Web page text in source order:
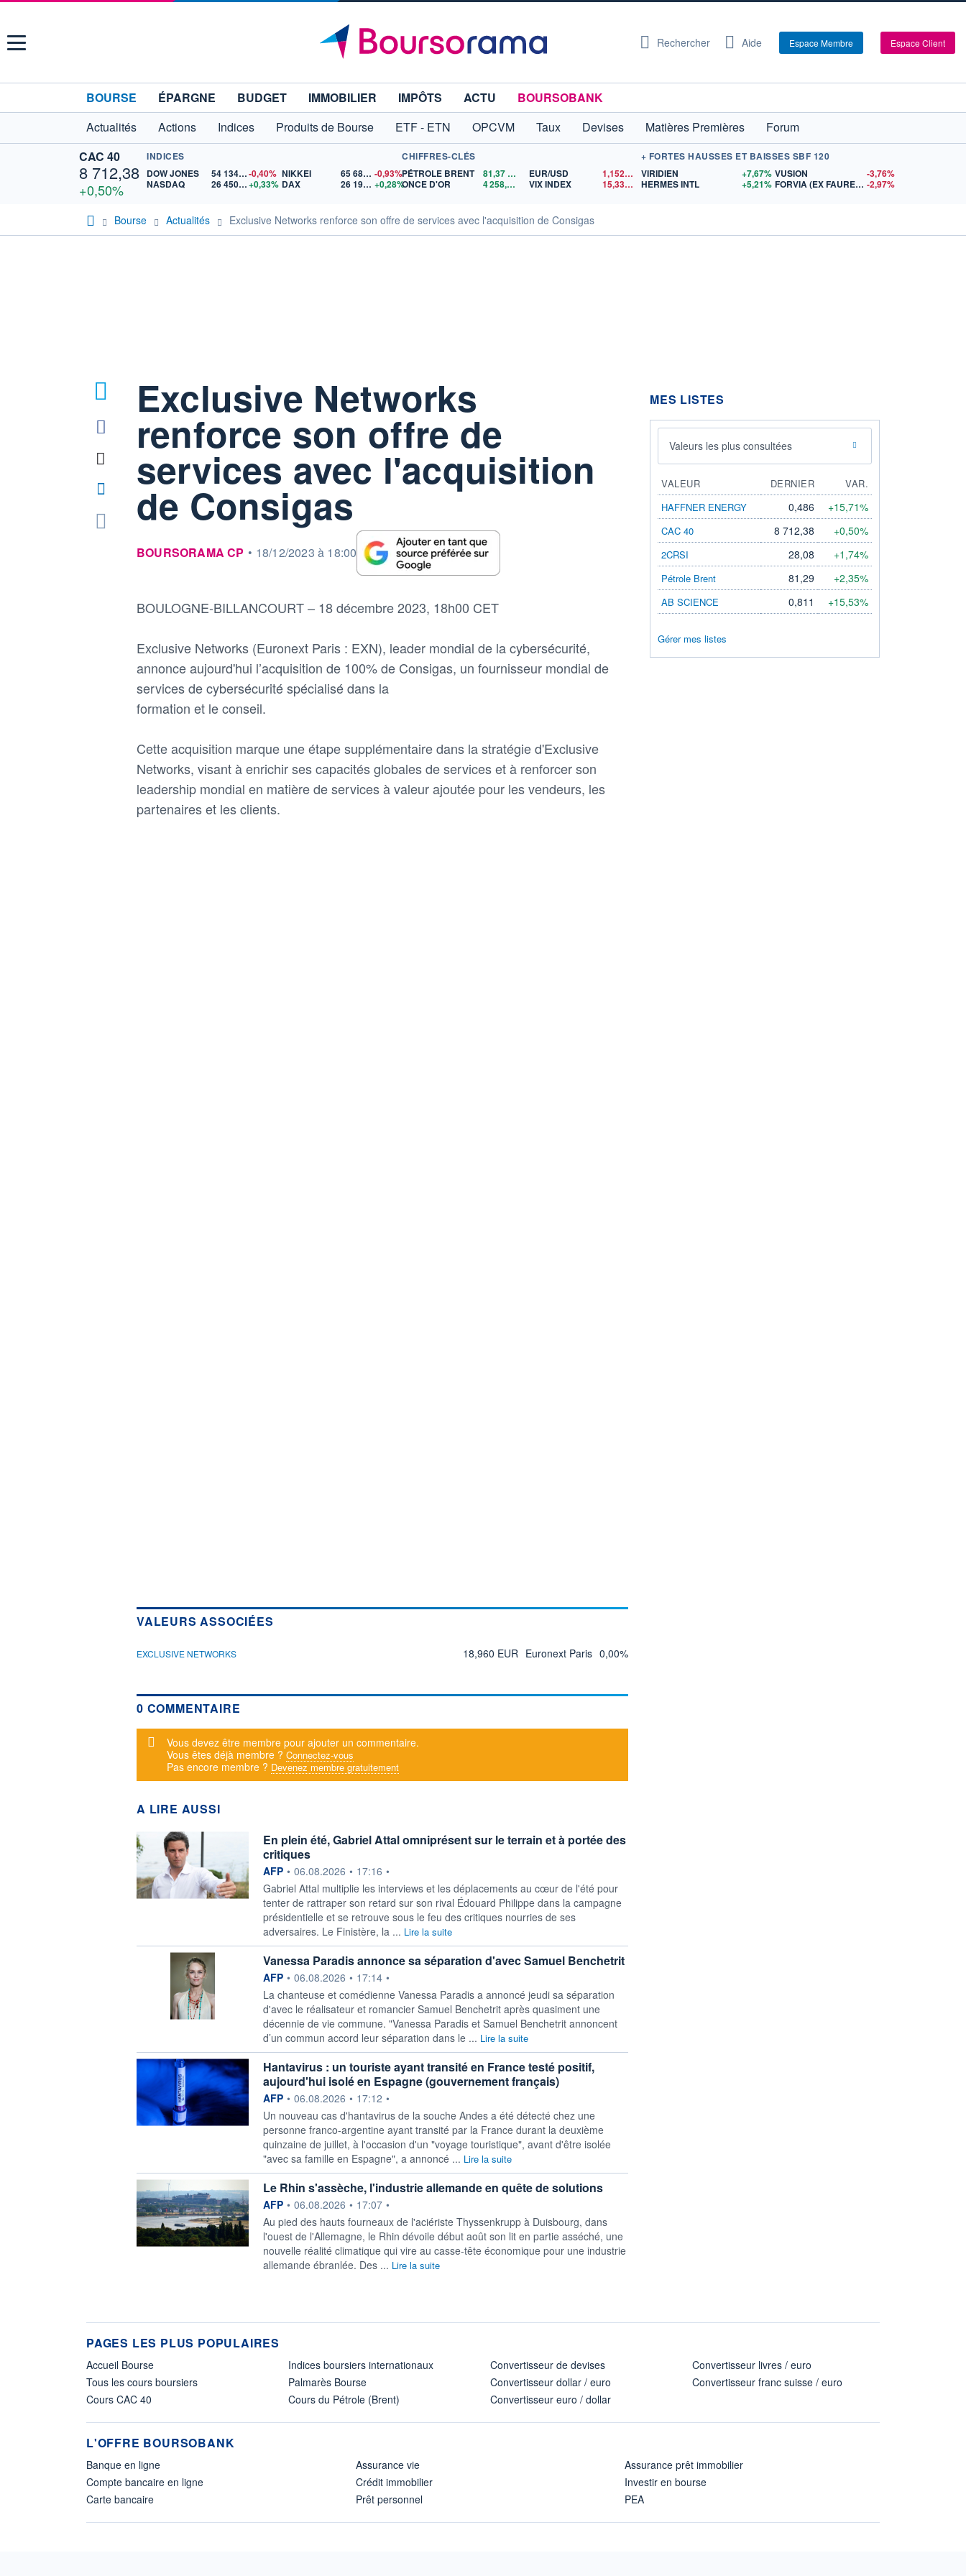
Menu Rechercher Aide Espace Membre Espace Client
BOURSE ÉPARGNE BUDGET IMMOBILIER IMPÔTS ACTU
BOURSOBANK
Actualités
Actions Indices Produits de Bourse ETF - ETN OPCVM Taux Devises Matières Premières
Forum
CAC 40
8 712,38
+0,50%
INDICES
DOW JONES
54 134,44-0,40%
NASDAQ
26 450,13+0,33%
NIKKEI 65 683,26 -0,93%
DAX
26 199,23 +0,28%
CHIFFRES-CLÉS
PÉTROLE BRENT
81,37
ONCE D'OR
4 258,81 $US
EUR/USD 1,1523$US
VIX INDEX
15,33
$US
+ FORTES HAUSSES ET BAISSES SBF 120
VIRIDIEN
+7,67%
HERMES INTL
+5,21%
VUSION
-3,76%
FORVIA (EX FAURECIA) -2,97%
Bourse Actualités Exclusive Networks renforce son offre de services avec l'acquisition de Consigas
Exclusive Networks
renforce son offre de
services avec l'acquisition
de Consigas
information fournie par
BOURSORAMA CP • 18/12/2023 à 18:00
BOULOGNE-BILLANCOURT – 18 décembre 2023, 18h00 CET
Exclusive Networks (Euronext Paris : EXN), leader mondial de la cybersécurité,
annonce aujourd'hui l’acquisition de 100% de Consigas, un fournisseur mondial de
services de cybersécurité spécialisé dans la
formation et le conseil.
Cette acquisition marque une étape supplémentaire dans la stratégie d'Exclusive
Networks, visant à enrichir ses capacités globales de services et à renforcer son
leadership mondial en matière de services à valeur ajoutée pour les vendeurs, les
partenaires et les clients.
VALEURS ASSOCIÉES
EXCLUSIVE NETWORKS 18,960 EUR Euronext Paris 0,00%
0 COMMENTAIRE
Message d'alerte
Vous devez être membre pour ajouter un commentaire.
Vous êtes déjà membre ? Connectez-vous
Pas encore membre ? Devenez membre gratuitement
A LIRE AUSSI
En plein été, Gabriel Attal omniprésent sur le terrain et à portée des
critiques
information fournie par
AFP • 06.08.2026 • 17:16 •
Gabriel Attal multiplie les interviews et les déplacements au cœur de l'été pour
tenter de rattraper son retard sur son rival Édouard Philippe dans la campagne
présidentielle et se retrouve sous le feu des critiques nourries de ses
adversaires. Le Finistère, la ... Lire la suite
Vanessa Paradis annonce sa séparation d'avec Samuel Benchetrit
information fournie par
AFP • 06.08.2026 • 17:14 •
La chanteuse et comédienne Vanessa Paradis a annoncé jeudi sa séparation
d'avec le réalisateur et romancier Samuel Benchetrit après quasiment une
décennie de vie commune. "Vanessa Paradis et Samuel Benchetrit annoncent
d’un commun accord leur séparation dans le ... Lire la suite
Hantavirus : un touriste ayant transité en France testé positif,
aujourd'hui isolé en Espagne (gouvernement français)
information fournie par
AFP • 06.08.2026 • 17:12 •
Un nouveau cas d'hantavirus de la souche Andes a été détecté chez une
personne franco-argentine ayant transité par la France durant la deuxième
quinzaine de juillet, à l'occasion d'un "voyage touristique", avant d'être isolée
"avec sa famille en Espagne", a annoncé ... Lire la suite
Le Rhin s'assèche, l'industrie allemande en quête de solutions
information fournie par
AFP • 06.08.2026 • 17:07 •
Au pied des hauts fourneaux de l'aciériste Thyssenkrupp à Duisbourg, dans
l'ouest de l'Allemagne, le Rhin dévoile début août son lit en partie asséché, une
nouvelle réalité climatique qui vire au casse-tête économique pour une industrie
allemande ébranlée. Des ... Lire la suite
MES LISTES
Valeurs les plus consultées
VALEUR DERNIER
VAR.
HAFFNER ENERGY
0,486 +15,71%
CAC 40 8 712,38 +0,50%
2CRSI 28,08 +1,74%
Pétrole Brent 81,29 +2,35%
AB SCIENCE 0,811 +15,53%
Gérer mes listes
PAGES LES PLUS POPULAIRES
Accueil Bourse
Tous les cours boursiers
Cours CAC 40
Indices boursiers internationaux
Palmarès Bourse
Cours du Pétrole (Brent)
Convertisseur de devises
Convertisseur dollar / euro
Convertisseur euro / dollar
Convertisseur livres / euro
Convertisseur franc suisse / euro
L'OFFRE BOURSOBANK
Banque en ligne
Compte bancaire en ligne
Carte bancaire
Assurance vie
Crédit immobilier
Prêt personnel
Assurance prêt immobilier
Investir en bourse
PEA